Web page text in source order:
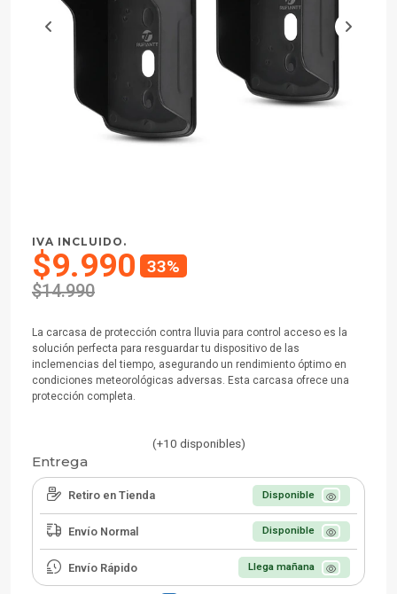
IVA INCLUIDO.
$9.990
$14.990
33%
La carcasa de protección contra lluvia para control acceso es la
solución perfecta para resguardar tu dispositivo de las
inclemencias del tiempo, asegurando un rendimiento óptimo en
condiciones meteorológicas adversas. Esta carcasa ofrece una
protección completa.
(+10 disponibles)
Entrega
Retiro en Tienda Disponible
Envío Normal Disponible
Envío Rápido Llega mañana